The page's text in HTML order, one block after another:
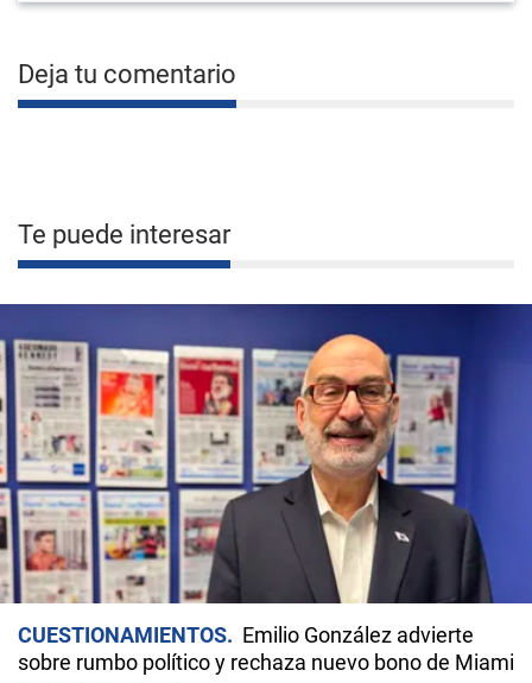
Deja tu comentario
Te puede interesar
CUESTIONAMIENTOS
Emilio González advierte
sobre rumbo político y rechaza nuevo bono de Miami